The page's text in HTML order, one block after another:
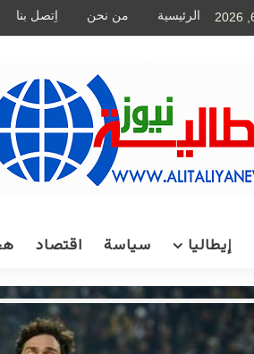
الرئيسية من نحن اِتصل بنا
إيطاليا سياسة اقتصاد